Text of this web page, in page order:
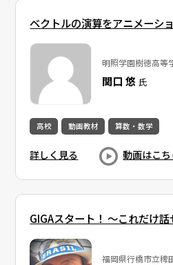
ベクトルの演算をアニメーシ
明照学園樹徳高等
関口 悠氏
高校 動画教材 算数・数学
詳しく見る 動画はこち
GIGAスタート！ ～これだけ
福岡県行橋市立稗